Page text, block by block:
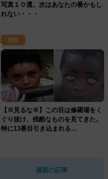
写真１０選。次はあなたの番かもし
れない・・・
恐怖
【※見るな※】この目は修羅場をく
ぐり抜け、残酷なものを見てきた。
特に13番目引き込まれる…
最新の記事